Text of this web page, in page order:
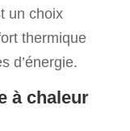
un choix
thermique
d’énergie.
à chaleur